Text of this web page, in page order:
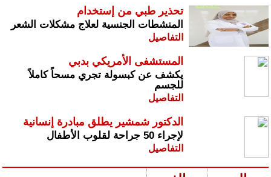
تحذير طبي من إستخدام
المنشطات الجنسية لعلاج مشكلات الشعر
التفاصيل
المستشفى الأمريكي بدبي
يكشف عن كبسولة تجري مسحاً كاملاً
للجسم
التفاصيل
الدكتور شمشير يطلق مبادرة إنسانية
لإجراء 50 جراحة لقلوب الأطفال
التفاصيل